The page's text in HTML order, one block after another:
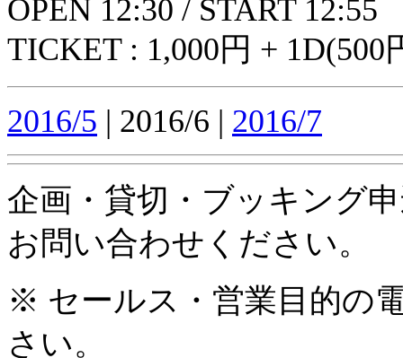
OPEN 12:30 / START 12:55
TICKET : 1,000円 +
2016/5 | 2016/6 | 2016/7
企画・貸切・ブッキング
お問い合わせください。
※ セールス・営業目的の
さい。